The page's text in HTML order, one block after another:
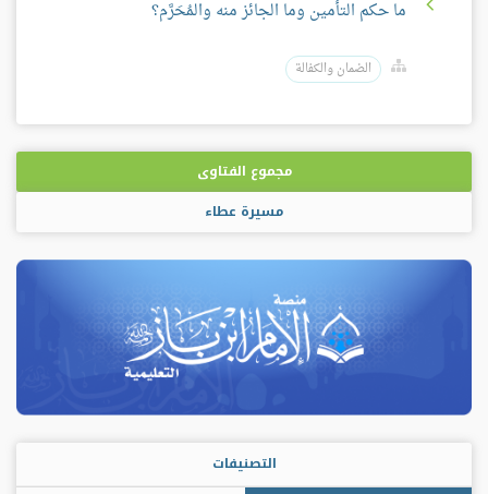
ما حكم التأمين وما الجائز منه والمُحَرَّم؟
الضمان والكفالة
مجموع الفتاوى
مسيرة عطاء
التصنيفات